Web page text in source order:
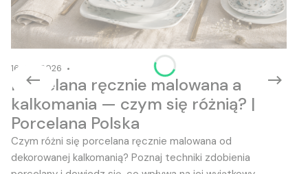
16-06-2026
Porcelana ręcznie malowana a
kalkomania — czym się różnią? |
Porcelana Polska
Czym różni się porcelana ręcznie malowana od
dekorowanej kalkomanią? Poznaj techniki zdobienia